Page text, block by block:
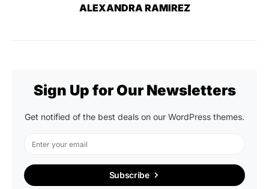
ALEXANDRA RAMIREZ
Sign Up for Our Newsletters
Get notified of the best deals on our WordPress themes.
Subscribe